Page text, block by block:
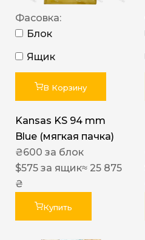
Фасовка:
Блок
Ящик
В Корзину
Kansas KS 94 mm
Blue (мягкая пачка)
₴600 за блок
$575 за ящик≈ 25 875
₴
Купить